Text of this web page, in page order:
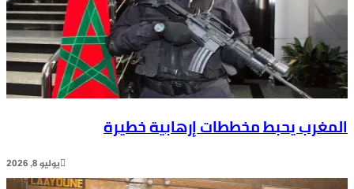
يحبط مخططات إرهابية خطيرة